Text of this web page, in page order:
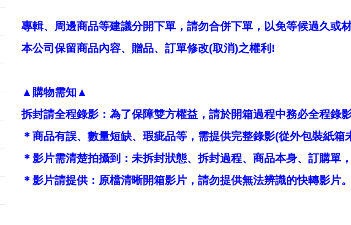
專輯、周邊商品等建議分開下單，請勿合併下單，以免等候過久或
本公司保留商品內容、贈品、訂單修改(取消)之權利!
▲購物需知▲
拆封請全程錄影：為了保障雙方權益，請於開箱過程中務必全程錄
＊商品有誤、數量短缺、瑕疵品等，需提供完整錄影(從外包裝紙箱
＊影片需清楚拍攝到：未拆封狀態、拆封過程、商品本身、訂購單，
＊影片請提供：原檔清晰開箱影片，請勿提供無法辨識的快轉影片。